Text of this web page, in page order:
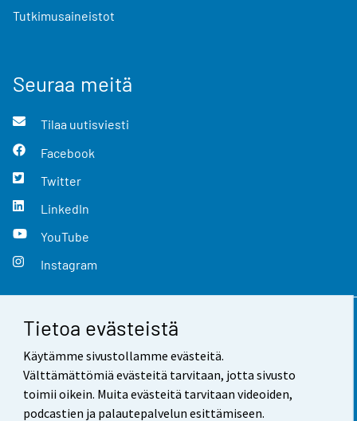
Tietoa evästeistä
Käytämme sivustollamme evästeitä.
Välttämättömiä evästeitä tarvitaan, jotta sivusto
toimii oikein. Muita evästeitä tarvitaan videoiden,
podcastien ja palautepalvelun esittämiseen.
Tutkimusaineistot
Seuraa meitä
Tilaa uutisviesti
Facebook
Twitter
LinkedIn
YouTube
Instagram
Yhteystiedot
Palaute
Käyttöehdot